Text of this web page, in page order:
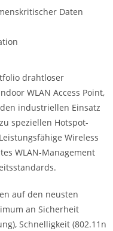
Daten
drahtloser
WLAN Access Point,
industriellen Einsatz
speziellen Hotspot-
Wireless
WLAN-Management
auf den neusten
an Sicherheit
Schnelligkeit (802.11n